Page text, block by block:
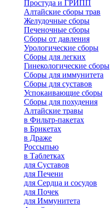
Простуда и ГРИПП
Алтайские сборы трав
Желудочные сборы
Печеночные сборы
Сборы от давления
Урологические сборы
Сборы для легких
Гинекологические сборы
Сборы для иммунитета
Сборы для суставов
Успокаивающие сборы
Сборы для похудения
Алтайские травы
в Фильтр-пакетах
в Брикетах
в Драже
Россыпью
в Таблетках
для Cуставов
для Печени
для Сердца и сосудов
для Почек
для Иммунитета